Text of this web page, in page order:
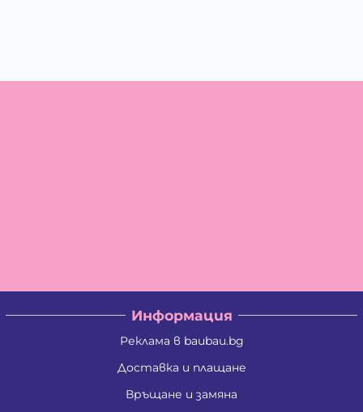
Информация
Реклама в baubau.bg
Доставка и плащане
Връщане и замяна